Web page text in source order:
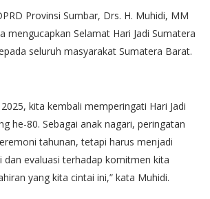
Provinsi Sumbar, Drs. H. Muhidi, MM
mengucapkan Selamat Hari Jadi Sumatera
seluruh masyarakat Sumatera Barat.
kita kembali memperingati Hari Jadi
he-80. Sebagai anak nagari, peringatan
tahunan, tetapi harus menjadi
evaluasi terhadap komitmen kita
yang kita cintai ini,” kata Muhidi.